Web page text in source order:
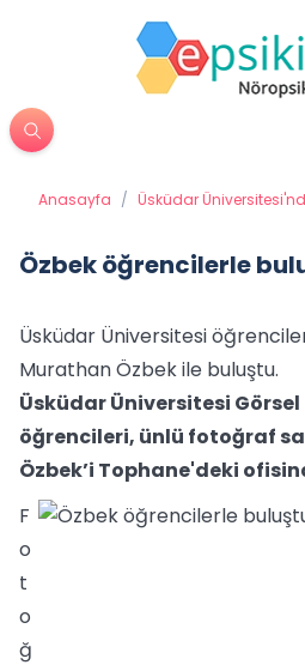
Anasayfa / Üsküdar
Özbek öğrencilerle
Üsküdar Üniversitesi
Murathan Özbek ile buluştu.
Üsküdar Üniversitesi
öğrencileri, ünlü fotoğraf
Özbek’i Tophane'deki
F
o
t
o
ğ